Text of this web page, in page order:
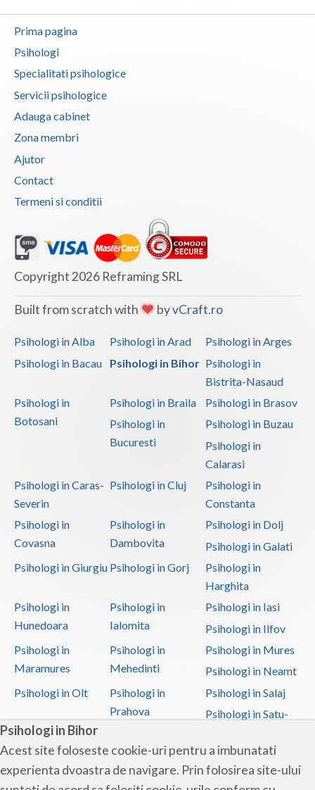
Psihologi in Bihor
Acest site foloseste cookie-uri pentru a imbunatati
experienta dvoastra de navigare. Prin folosirea site-ului
Prima pagina
Psihologi
Specialitati psihologice
Servicii psihologice
Adauga cabinet
Zona membri
Ajutor
Contact
Termeni si conditii
Copyright 2026 Reframing SRL
Built from scratch with byvCraft.ro
Psihologi in Alba Psihologi in Arad
Psihologi in Arges
Psihologi in Bacau
Psihologi in Bihor Psihologi in
Bistrita-Nasaud
Psihologi in
Botosani
Psihologi in Braila
Psihologi in Brasov
Psihologi in
Bucuresti
Psihologi in Buzau
Psihologi in
Calarasi
Psihologi in Caras-
Severin
Psihologi in Cluj
Psihologi in
Constanta
Psihologi in
Covasna
Psihologi in
Dambovita
Psihologi in Dolj
Psihologi in Galati
Psihologi in Giurgiu Psihologi in Gorj
Psihologi in
Harghita
Psihologi in
Hunedoara
Psihologi in
Ialomita
Psihologi in Iasi
Psihologi in Ilfov
Psihologi in
Maramures
Psihologi in
Mehedinti
Psihologi in Mures
Psihologi in Neamt
Psihologi in Olt
Psihologi in
Prahova
Psihologi in Salaj
Psihologi in Satu-
Psihologi in Sibiu
Psihologi in
Suceava
Psihologi in
Teleorman